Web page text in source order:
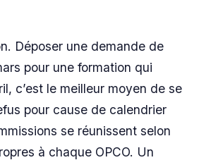
Déposer une demande de
pour une formation qui
c’est le meilleur moyen de se
pour cause de calendrier
se réunissent selon
à chaque OPCO. Un